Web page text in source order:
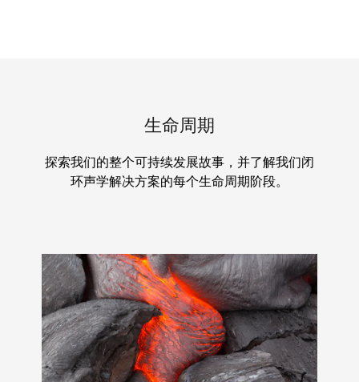
生命周期
探索我们的整个可持续发展故事，并了解我们闭
环声学解决方案的每个生命周期阶段。